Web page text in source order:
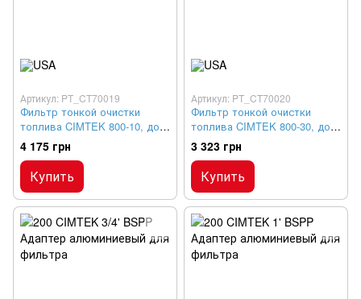
Артикул: PT_CT70019
Фильтр тонкой очистки
топлива CIMTEK 800-10, до
150 л/мин
4 175 грн
Купить
Артикул: PT_CT70020
Фильтр тонкой очистки
топлива CIMTEK 800-30, до
150 л/мин
3 323 грн
Купить